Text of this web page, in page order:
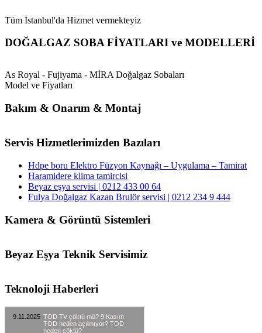
Tüm İstanbul'da Hizmet vermekteyiz
DOĞALGAZ SOBA FİYATLARI ve MODELLERİ
As Royal - Fujiyama - MİRA Doğalgaz Sobaları
Model ve Fiyatları
Bakım & Onarım & Montaj
Servis Hizmetlerimizden Bazıları
Hdpe boru Elektro Füzyon Kaynağı – Uygulama – Tamirat
Haramidere klima tamircisi
Beyaz eşya servisi | 0212 433 00 64
Fulya Doğalgaz Kazan Brulör servisi | 0212 234 9 444
Kamera & Görüntü Sistemleri
Beyaz Eşya Teknik Servisimiz
Teknoloji Haberleri